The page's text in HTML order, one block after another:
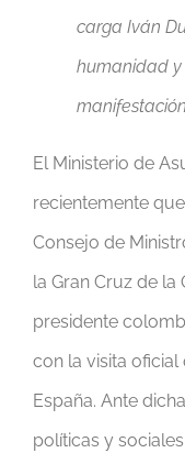
carga Iván
humanidad
El Ministerio de
recientemente
Consejo de
la Gran Cruz de la
presidente
con la visita oficial
España. Ante
políticas y